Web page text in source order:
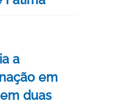
a
em
duas